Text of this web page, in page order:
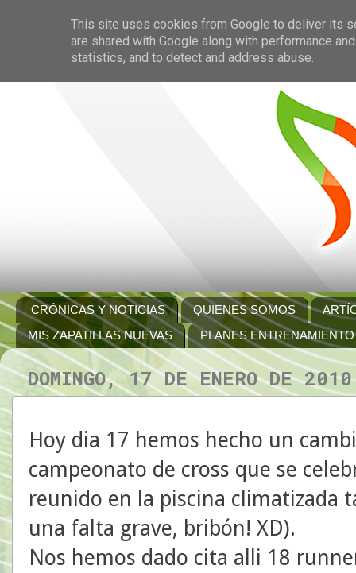
CRÓNICAS Y NOTICIAS QUIENES SOMOS
MIS ZAPATILLAS NUEVAS
PLANES ENTRENAMIENTO
DOMINGO, 17 DE ENERO DE 2010
Hoy dia 17 hemos hecho un
campeonato de cross que se
reunido en la piscina climatizada
una falta grave, bribón! XD).
Nos hemos dado cita alli 18
This site uses cookies from Google to deliver its
are shared with Google along with performance
statistics, and to detect and address abuse.